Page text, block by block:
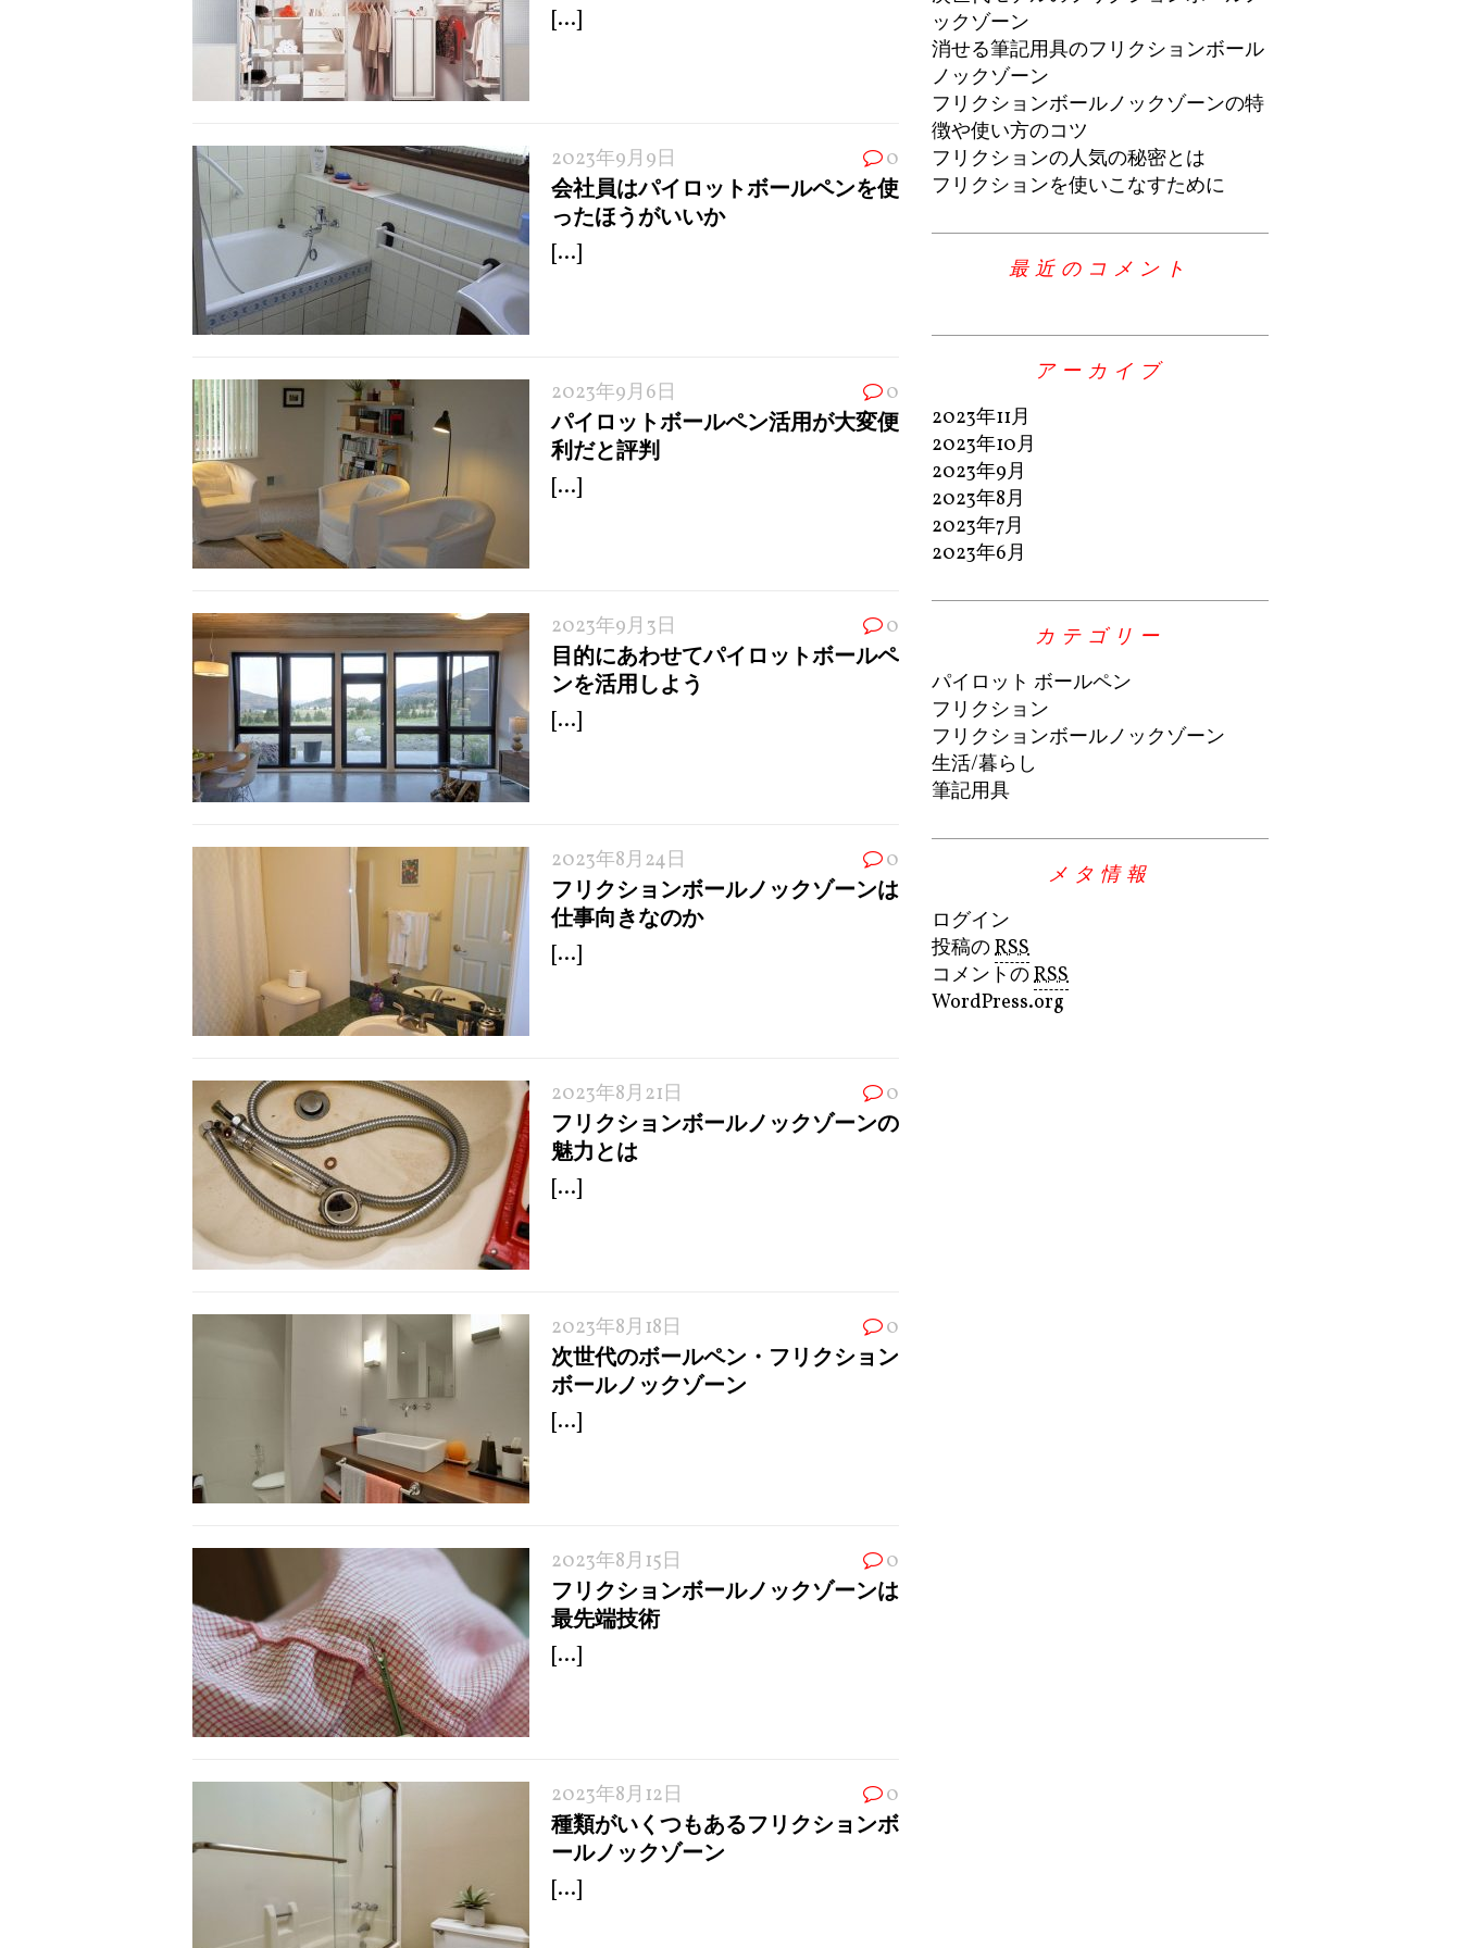
[...]
2023年9月9日 0
会社員はパイロットボールペンを使
ったほうがいいか
[...]
2023年9月6日 0
パイロットボールペン活用が大変便
利だと評判
[...]
2023年9月3日 0
目的にあわせてパイロットボールペ
ンを活用しよう
[...]
2023年8月24日 0
フリクションボールノックゾーンは
仕事向きなのか
[...]
2023年8月21日 0
フリクションボールノックゾーンの
魅力とは
[...]
2023年8月18日 0
次世代のボールペン・フリクション
ボールノックゾーン
[...]
2023年8月15日 0
フリクションボールノックゾーンは
最先端技術
[...]
2023年8月12日 0
種類がいくつもあるフリクションボ
ールノックゾーン
[...]
ックゾーン
消せる筆記用具のフリクションボール
ノックゾーン
フリクションボールノックゾーンの特
徴や使い方のコツ
フリクションの人気の秘密とは
フリクションを使いこなすために
最近のコメント
アーカイブ
2023年11月
2023年10月
2023年9月
2023年8月
2023年7月
2023年6月
カテゴリー
パイロット ボールペン
フリクション
フリクションボールノックゾーン
生活/暮らし
筆記用具
メタ情報
ログイン
投稿のRSS
コメントのRSS
WordPress.org